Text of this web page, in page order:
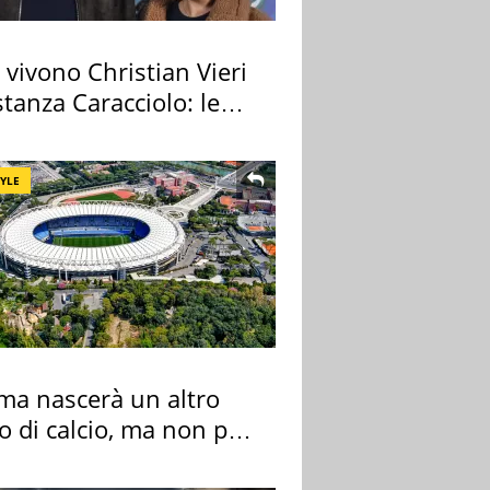
vivono Christian Vieri
Caracciolo: le
nascerà un altro
di calcio, ma non per